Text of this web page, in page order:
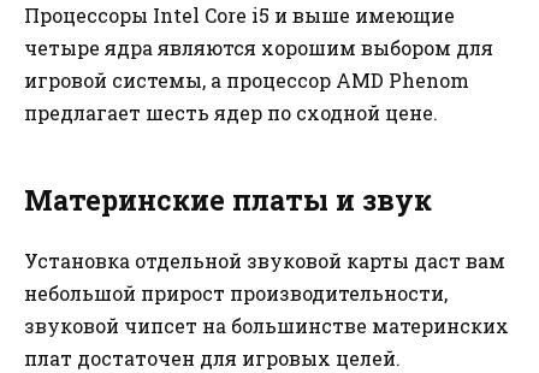
Процессоры Intel Core i5 и выше имеющие
четыре ядра являются хорошим выбором для
игровой системы, а процессор AMD Phenom
предлагает шесть ядер по сходной цене.
Материнские платы и звук
Установка отдельной звуковой карты даст вам
небольшой прирост производительности,
звуковой чипсет на большинстве материнских
плат достаточен для игровых целей.